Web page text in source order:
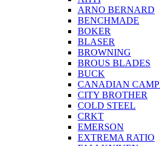
ARNO BERNARD
BENCHMADE
BOKER
BLASER
BROWNING
BROUS BLADES
BUCK
CANADIAN
CITY BROTHER
COLD STEEL
CRKT
EMERSON
EXTREMA RATIO